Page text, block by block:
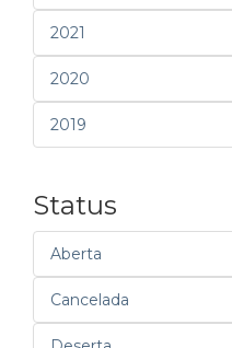
2021
2020
2019
Status
Aberta
Cancelada